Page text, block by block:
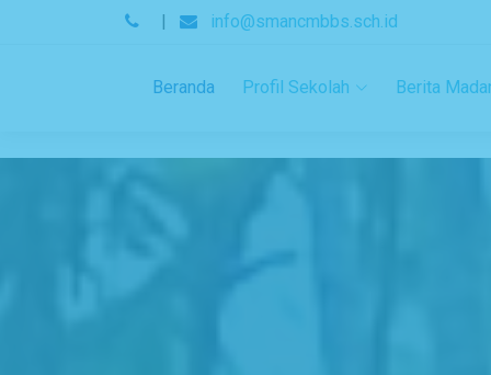
| info@smancmbbs.sch.id
Beranda Profil Sekolah Berita